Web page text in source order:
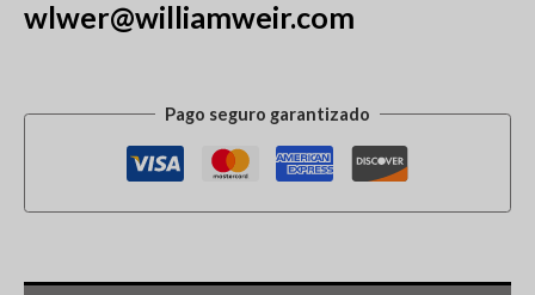
wlwer@williamweir.com
Pago seguro garantizado